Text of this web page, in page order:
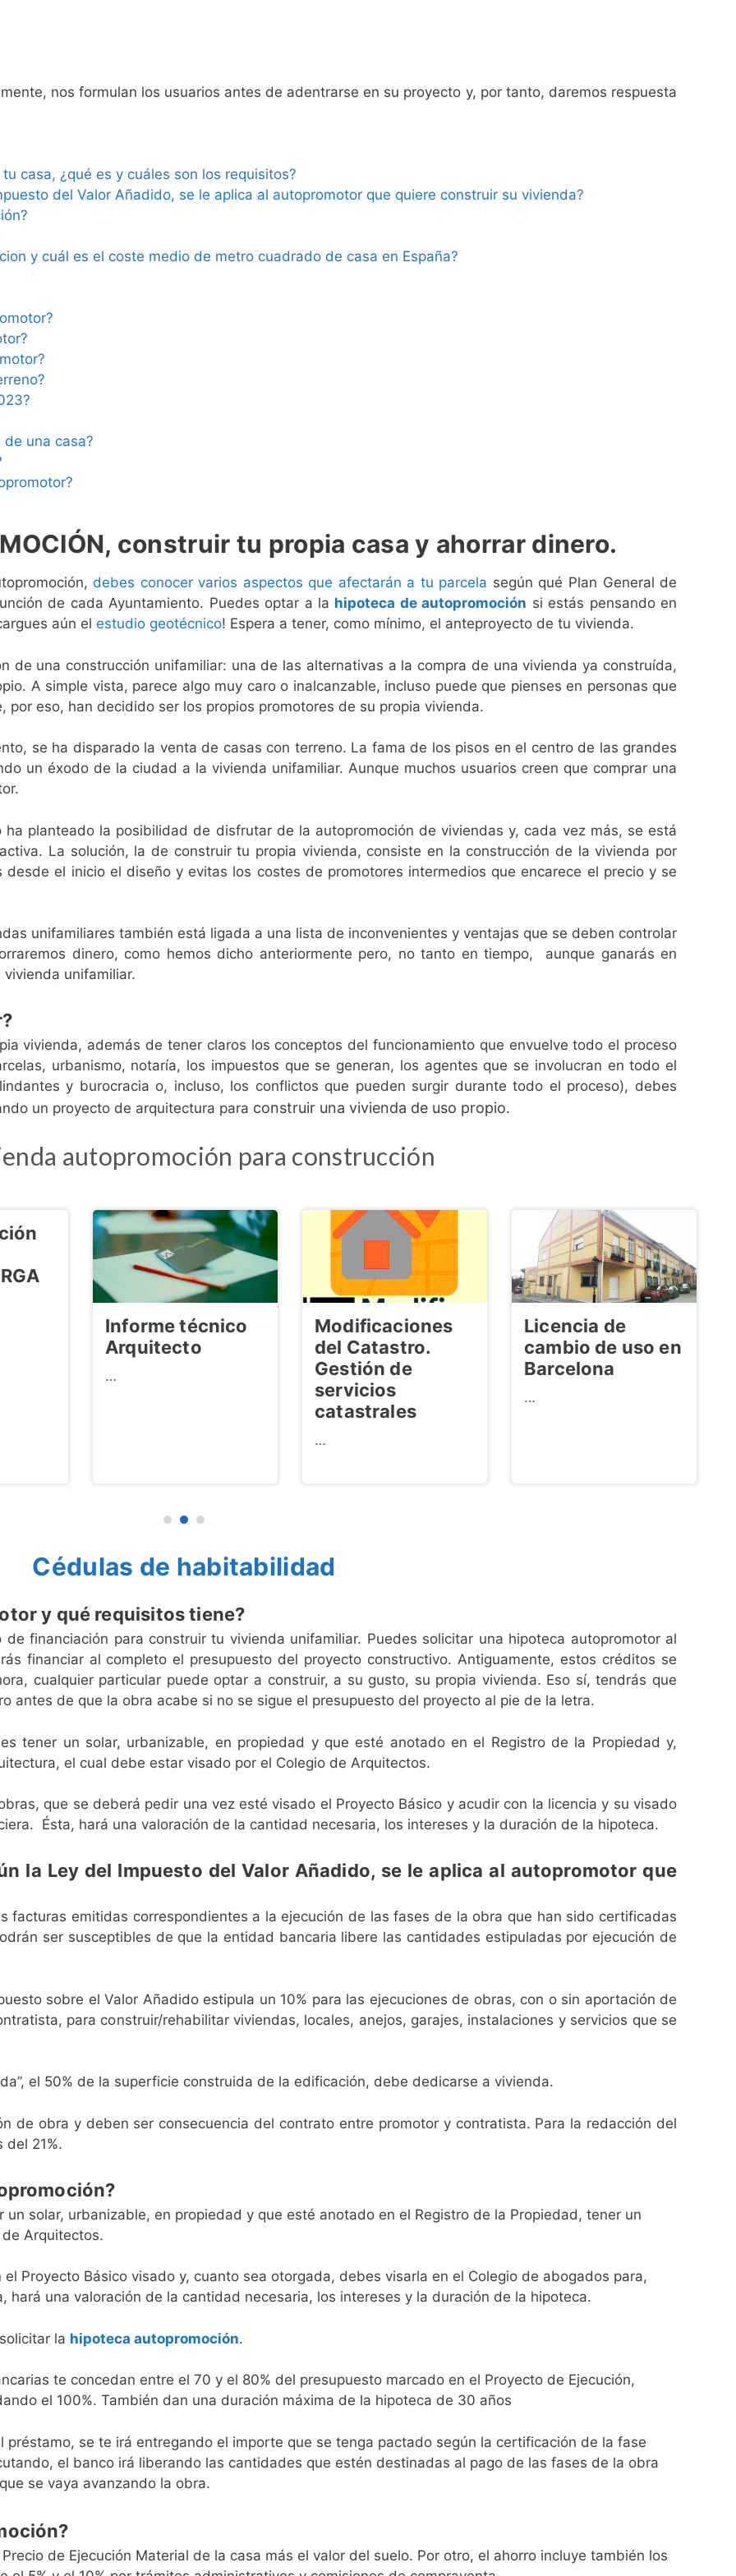
nos formulan los usuarios antes de adentrarse en su proyecto y, por tanto, daremos respuesta
casa, ¿qué es y cuáles son los requisitos?
del Valor Añadido, se le aplica al autopromotor que quiere construir su vivienda?
y cuál es el coste medio de metro cuadrado de casa en España?
una casa?
construir tu propia casa y ahorrar dinero.
debes conocer varios aspectos que afectarán a tu parcela según qué Plan General de
de cada Ayuntamiento. Puedes optar a la hipoteca de autopromoción si estás pensando en
aún el estudio geotécnico! Espera a tener, como mínimo, el anteproyecto de tu vivienda.
de una construcción unifamiliar: una de las alternativas a la compra de una vivienda ya construída,
A simple vista, parece algo muy caro o inalcanzable, incluso puede que pienses en personas que
eso, han decidido ser los propios promotores de su propia vivienda.
se ha disparado la venta de casas con terreno. La fama de los pisos en el centro de las grandes
un éxodo de la ciudad a la vivienda unifamiliar. Aunque muchos usuarios creen que comprar una
planteado la posibilidad de disfrutar de la autopromoción de viviendas y, cada vez más, se está
La solución, la de construir tu propia vivienda, consiste en la construcción de la vivienda por
el inicio el diseño y evitas los costes de promotores intermedios que encarece el precio y se
unifamiliares también está ligada a una lista de inconvenientes y ventajas que se deben controlar
dinero, como hemos dicho anteriormente pero, no tanto en tiempo, aunque ganarás en
unifamiliar.
vivienda, además de tener claros los conceptos del funcionamiento que envuelve todo el proceso
urbanismo, notaría, los impuestos que se generan, los agentes que se involucran en todo el
y burocracia o, incluso, los conflictos que pueden surgir durante todo el proceso), debes
un proyecto de arquitectura para construir una vivienda de uso propio.
autopromoción para construcción
Licencia de
cambio de uso en
Licencia de
cambio de uso en
Rubí
…
Inspección
técnica del
edificio ITE en
Cédulas de habitabilidad
y qué requisitos tiene?
financiación para construir tu vivienda unifamiliar. Puedes solicitar una hipoteca autopromotor al
financiar al completo el presupuesto del proyecto constructivo. Antiguamente, estos créditos se
cualquier particular puede optar a construir, a su gusto, su propia vivienda. Eso sí, tendrás que
antes de que la obra acabe si no se sigue el presupuesto del proyecto al pie de la letra.
tener un solar, urbanizable, en propiedad y que esté anotado en el Registro de la Propiedad y,
el cual debe estar visado por el Colegio de Arquitectos.
que se deberá pedir una vez esté visado el Proyecto Básico y acudir con la licencia y su visado
Ésta, hará una valoración de la cantidad necesaria, los intereses y la duración de la hipoteca.
la Ley del Impuesto del Valor Añadido, se le aplica al autopromotor que
facturas emitidas correspondientes a la ejecución de las fases de la obra que han sido certificadas
ser susceptibles de que la entidad bancaria libere las cantidades estipuladas por ejecución de
sobre el Valor Añadido estipula un 10% para las ejecuciones de obras, con o sin aportación de
para construir/rehabilitar viviendas, locales, anejos, garajes, instalaciones y servicios que se
el 50% de la superficie construida de la edificación, debe dedicarse a vivienda.
de obra y deben ser consecuencia del contrato entre promotor y contratista. Para la redacción del
del 21%.
solar, urbanizable, en propiedad y que esté anotado en el Registro de la Propiedad, tener un
Arquitectos.
Proyecto Básico visado y, cuanto sea otorgada, debes visarla en el Colegio de abogados para,
una valoración de la cantidad necesaria, los intereses y la duración de la hipoteca.
la hipoteca autopromoción.
te concedan entre el 70 y el 80% del presupuesto marcado en el Proyecto de Ejecución,
el 100%. También dan una duración máxima de la hipoteca de 30 años
préstamo, se te irá entregando el importe que se tenga pactado según la certificación de la fase
el banco irá liberando las cantidades que estén destinadas al pago de las fases de la obra
se vaya avanzando la obra.
de Ejecución Material de la casa más el valor del suelo. Por otro, el ahorro incluye también los